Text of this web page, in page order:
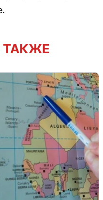
ТАКЖЕ